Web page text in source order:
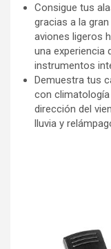
Consigue tus
gracias a la
aviones ligeros
una experiencia
instrumentos
Demuestra tus
con
dirección del
lluvia y